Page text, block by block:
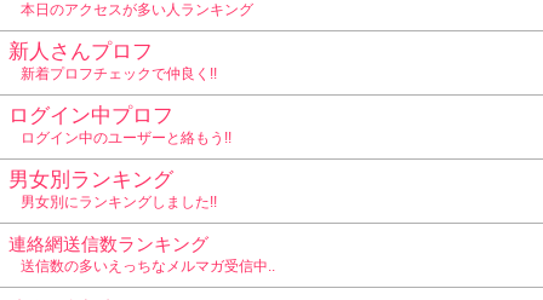
本日のアクセスが多い人ランキング
新人さんプロフ
新着プロフチェックで仲良く!!
ログイン中プロフ
ログイン中のユーザーと絡もう!!
男女別ランキング
男女別にランキングしました!!
連絡網送信数ランキング
送信数の多いえっちなメルマガ受信中..